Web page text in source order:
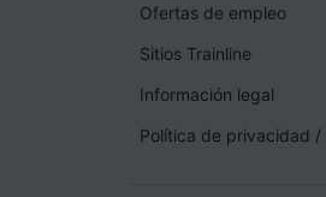
Ofertas de empleo
Sitios Trainline
Información legal
Política de privacidad /